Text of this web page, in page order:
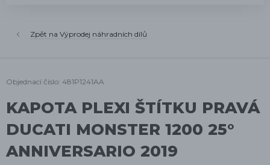
Výprodej náhradních dílů
Objednací číslo: 481P1241AA
KAPOTA PLEXI ŠTÍTKU PRAVÁ
DUCATI MONSTER 1200 25°
ANNIVERSARIO 2019